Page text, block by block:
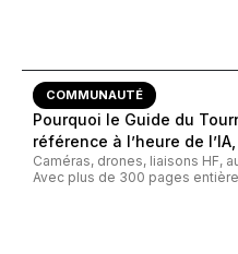
COMMUNAUTÉ
Pourquoi le Guide du
référence à l’heure de
Caméras, drones, liaisons HF,
Avec plus de 300 pages